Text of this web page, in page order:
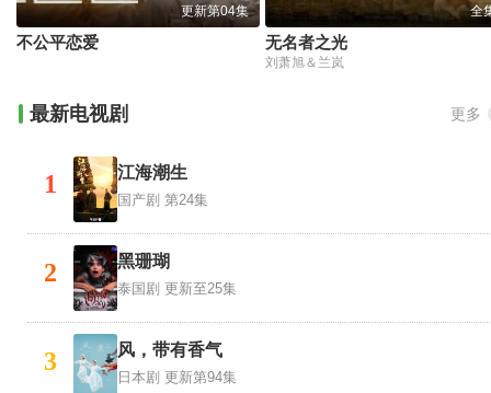
更新第04集
不公平恋爱
全
无名者之光
刘萧旭＆兰岚
最新电视剧 更多
1 江海潮生
国产剧 第24集
2 黑珊瑚
泰国剧 更新至25集
3 风，带有香气
日本剧 更新第94集